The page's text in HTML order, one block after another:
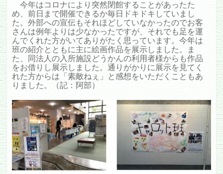
今年はコロナにより突然閉館することがあったた
め、前日まで開催できるか毎日ドキドキしていまし
た。外部への宣伝もそれほどしていなかったのでお客
さんは例年よりは少なかったですが、それでも足を運
んでくれた方がいてありがたく思っています。今年は
班の紹介とともに主に絵画作品を展示しました。ま
た、同法人の入所施設どうかんの利用者様からも作品
をお借りし展示しました。通りがかりに展示を見てく
れた方からは「素敵ねぇ」と感想をいただくこともあ
りました。（記：阿部）